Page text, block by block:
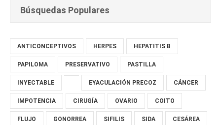
Búsquedas Populares
ANTICONCEPTIVOS HERPES HEPATITIS B
PAPILOMA PRESERVATIVO PASTILLA
INYECTABLE EYACULACIÓN PRECOZ CÁNCER
IMPOTENCIA CIRUGÍA OVARIO COITO
FLUJO GONORREA SIFILIS SIDA CESÁREA